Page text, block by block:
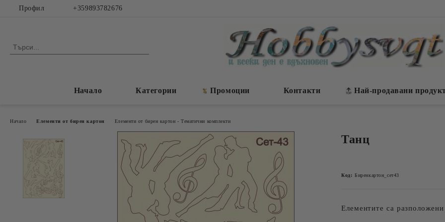
Профил +359893782676
Начало Категории Промоции Контакти Най-продавани
Начало Елементи от бирен картон Елементи от бирен картон - Тематични комплекти
Танц
Код: Биренкартон_сет43
Елементите са